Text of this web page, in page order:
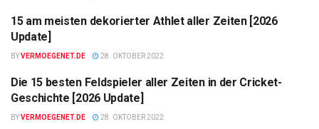
LISTE
15 am meisten dekorierter Athlet aller Zeiten [2026
Update]
BYVERMOEGENET.DE 28. OKTOBER 2022
LISTE
Die 15 besten Feldspieler aller Zeiten in der Cricket-
Geschichte [2026 Update]
BYVERMOEGENET.DE 28. OKTOBER 2022